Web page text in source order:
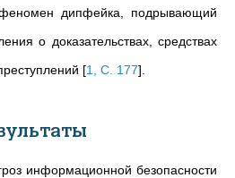
феномен дипфейка, подрывающий
о доказательствах, средствах
[1, С. 177]
информационной безопасности